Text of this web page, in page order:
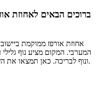
ברוכים הבאים לאחוזת
אחוזת אורפז ממוקמת
המערבי. המקום מציע נוף
ונוף לבריכה. כאן תמצאו את השקט המושלם לחופשה מפנקת ומרווחת.